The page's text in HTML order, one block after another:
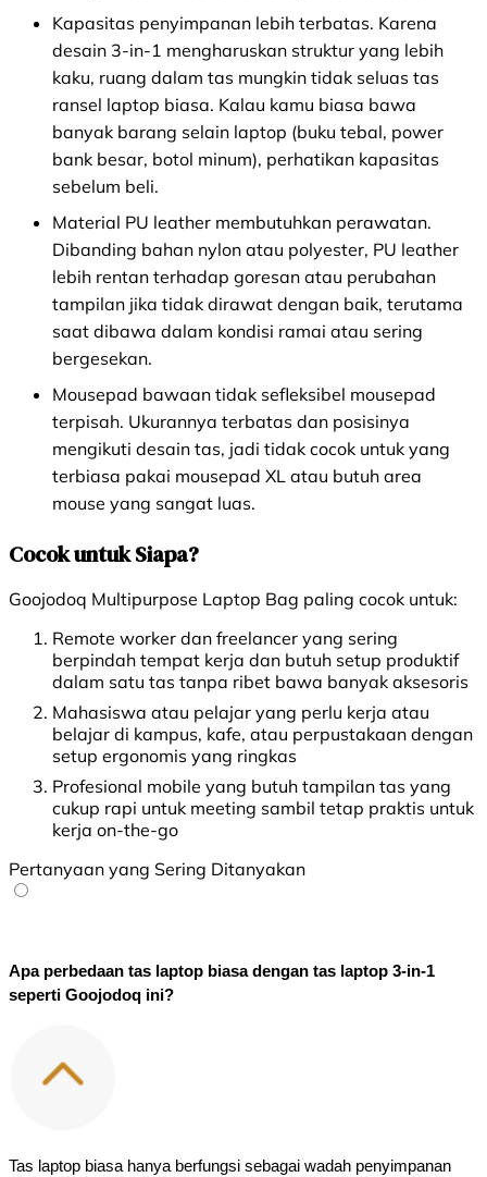
Kapasitas penyimpanan lebih terbatas. Karena
desain 3-in-1 mengharuskan struktur yang lebih
kaku, ruang dalam tas mungkin tidak seluas tas
ransel laptop biasa. Kalau kamu biasa bawa
banyak barang selain laptop (buku tebal, power
bank besar, botol minum), perhatikan kapasitas
sebelum beli.
Material PU leather membutuhkan perawatan.
Dibanding bahan nylon atau polyester, PU leather
lebih rentan terhadap goresan atau perubahan
tampilan jika tidak dirawat dengan baik, terutama
saat dibawa dalam kondisi ramai atau sering
bergesekan.
Mousepad bawaan tidak sefleksibel mousepad
terpisah. Ukurannya terbatas dan posisinya
mengikuti desain tas, jadi tidak cocok untuk yang
terbiasa pakai mousepad XL atau butuh area
mouse yang sangat luas.
Cocok untuk Siapa?
Goojodoq Multipurpose Laptop Bag paling cocok untuk:
Remote worker dan freelancer yang sering
berpindah tempat kerja dan butuh setup produktif
dalam satu tas tanpa ribet bawa banyak aksesoris
Mahasiswa atau pelajar yang perlu kerja atau
belajar di kampus, kafe, atau perpustakaan dengan
setup ergonomis yang ringkas
Profesional mobile yang butuh tampilan tas yang
cukup rapi untuk meeting sambil tetap praktis untuk
kerja on-the-go
Pertanyaan yang Sering Ditanyakan
Apa perbedaan tas laptop biasa dengan tas laptop 3-in-1
seperti Goojodoq ini?
Tas laptop biasa hanya berfungsi sebagai wadah penyimpanan